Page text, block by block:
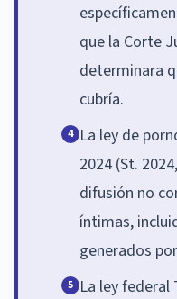
que la Corte
determinara
cubría.
4 La ley de
2024 (St.
difusión no
íntimas,
generados
5 La ley federal